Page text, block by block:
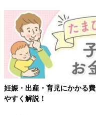
【ワクチン接種できるもの